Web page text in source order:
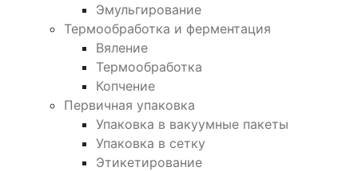
Эмульгирование
Термообработка и ферментация
Вяление
Термообработка
Копчение
Первичная упаковка
Упаковка в вакуумные пакеты
Упаковка в сетку
Этикетирование